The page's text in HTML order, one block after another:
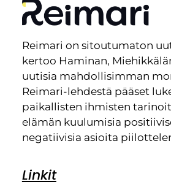
Reimari on sitoutumaton
kertoo Haminan,
uutisia mahdollisimman
Reimari-lehdestä pääset
paikallisten ihmisten
elämän kuulumisia
negatiivisia asioita
Linkit